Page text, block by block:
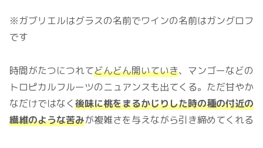
※ガブリエルはグラスの名前でワインの名前はガングロフ
です
時間がたつにつれてどんどん開いていき、マンゴーなどの
トロピカルフルーツのニュアンスも出てくる。ただ甘やか
なだけではなく後味に桃をまるかじりした時の種の付近の
繊維のような苦みが複雑さを与えながら引き締めてくれる